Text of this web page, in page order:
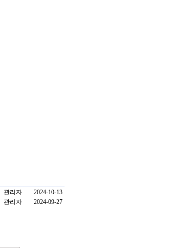
관리자
2024-10-13
관리자 2024-09-27